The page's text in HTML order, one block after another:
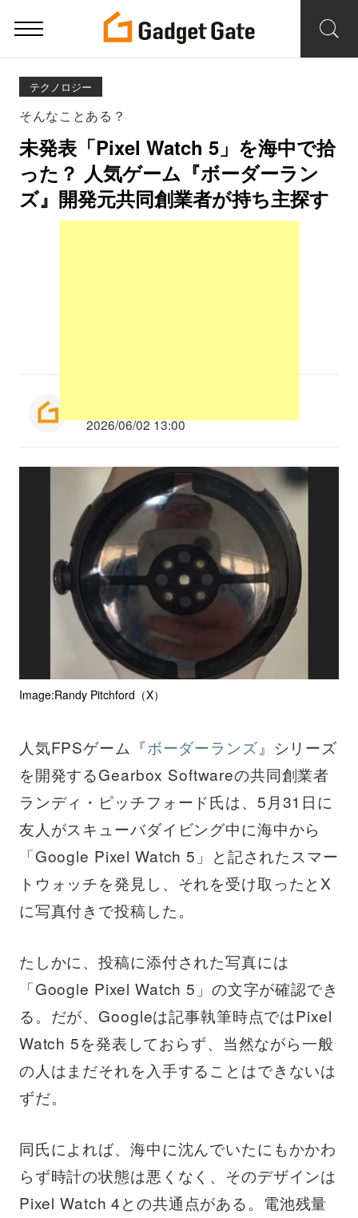
テクノロジー
そんなことある？
未発表「Pixel Watch 5」を海中で拾
った？ 人気ゲーム『ボーダーラン
ズ』開発元共同創業者が持ち主探す
2026/06/02 13:00
Image:Randy Pitchford（X）
人気FPSゲーム『ボーダーランズ 』シリーズ
を開発するGearbox Softwareの共同創業者
ランディ・ピッチフォード氏は、5月31日に
友人がスキューバダイビング中に海中から
「Google Pixel Watch 5」と記されたスマー
トウォッチを発見し、それを受け取ったとX
に写真付きで投稿した。
たしかに、投稿に添付された写真には
「Google Pixel Watch 5」の文字が確認でき
る。だが、Googleは記事執筆時点ではPixel
Watch 5を発表しておらず、当然ながら一般
の人はまだそれを入手することはできないは
ずだ。
同氏によれば、海中に沈んでいたにもかかわ
らず時計の状態は悪くなく、そのデザインは
Pixel Watch 4との共通点がある。電池残量